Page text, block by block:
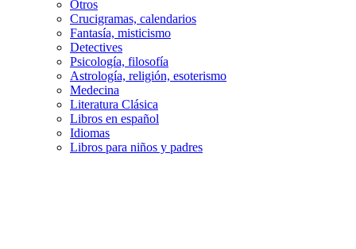
Otros
Crucigramas, calendarios
Fantasía, misticismo
Detectives
Psicología, filosofía
Astrología, religión, esoterismo
Medecina
Literatura Clásica
Libros en español
Idiomas
Libros para niños y padres